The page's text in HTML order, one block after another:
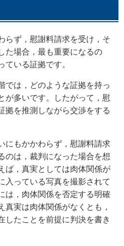
らず，慰謝料請求を受け，そ
た場合，最も重要になるの
いる証拠です。
では，どのような証拠を持っ
が多いです。したがって，慰
拠を推測しながら交渉をする
にもかかわらず，慰謝料請求
のは，裁判になった場合を想
ば，真実としては肉体関係が
入っている写真を撮影されて
は，肉体関係を否定する明確
実は肉体関係がなくとも，
したことを前提に判決を書き